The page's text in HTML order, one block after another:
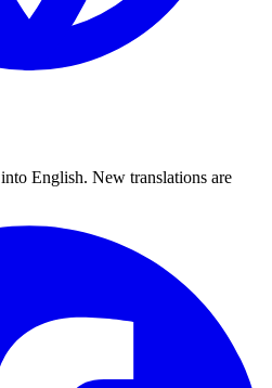
English. New translations are